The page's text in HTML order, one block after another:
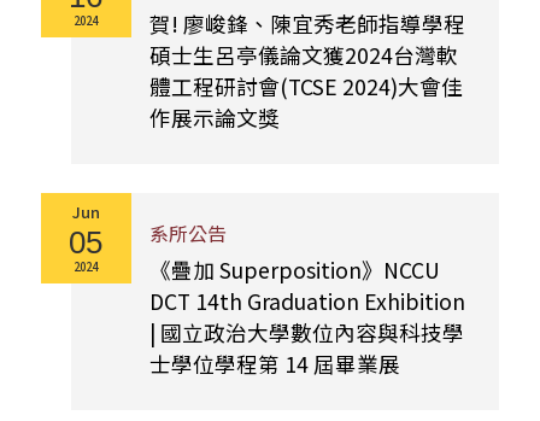
2024
賀! 廖峻鋒、陳宜秀老師指導學程
碩士生呂亭儀論文獲2024台灣軟
體工程研討會(TCSE 2024)大會佳
作展示論文獎
Jun
05
2024
系所公告
《疊加 Superposition》NCCU
DCT 14th Graduation Exhibition
| 國立政治大學數位內容與科技學
士學位學程第 14 屆畢業展